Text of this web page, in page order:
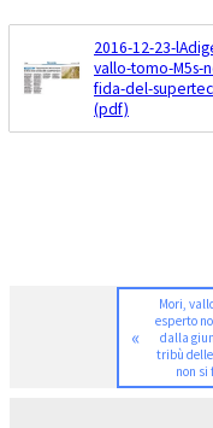
2016-12-23-
vallo-tomo-M5s-
fida-del-
(pdf)
«
Mori,
esperto
dalla
tribù
non si